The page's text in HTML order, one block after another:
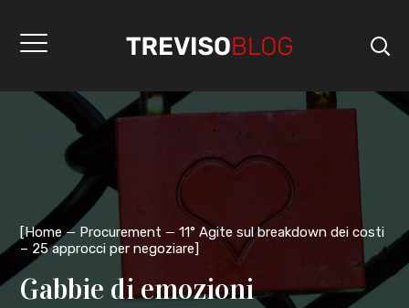
[Home Procurement
11° Agite sul breakdown dei costi
– 25 approcci per negoziare]
Gabbie di emozioni